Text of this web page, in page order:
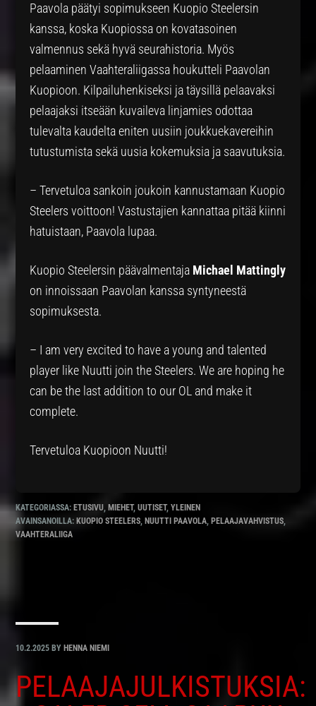
Paavola päätyi sopimukseen Kuopio Steelersin
kanssa, koska Kuopiossa on kovatasoinen
valmennus sekä hyvä seurahistoria. Myös
pelaaminen Vaahteraliigassa houkutteli Paavolan
Kuopioon. Kilpailuhenkiseksi ja täysillä pelaavaksi
pelaajaksi itseään kuvaileva linjamies odottaa
tulevalta kaudelta eniten uusiin joukkuekavereihin
tutustumista sekä uusia kokemuksia ja saavutuksia.
– Tervetuloa sankoin joukoin kannustamaan Kuopio
Steelers voittoon! Vastustajien kannattaa pitää kiinni
hatuistaan, Paavola lupaa.
Kuopio Steelersin päävalmentaja Michael Mattingly
on innoissaan Paavolan kanssa syntyneestä
sopimuksesta.
– I am very excited to have a young and talented
player like Nuutti join the Steelers. We are hoping he
can be the last addition to our OL and make it
complete.
Tervetuloa Kuopioon Nuutti!
KATEGORIASSA: ETUSIVU, MIEHET,UUTISET,YLEINEN
AVAINSANOILLA: KUOPIO STEELERS, NUUTTI PAAVOLA, PELAAJAVAHVISTUS,
VAAHTERALIIGA
10.2.2025 BY HENNA NIEMI
PELAAJAJULKISTUKSIA: